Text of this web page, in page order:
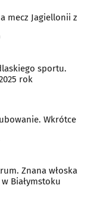
mecz Jagiellonii z
sportu.
rok
Wkrótce
Znana włoska
Białymstoku